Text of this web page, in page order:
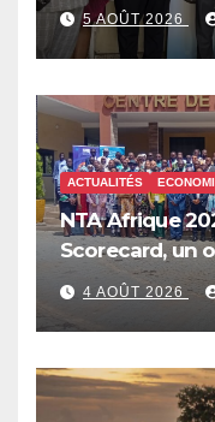
5 AOÛT 2026
ACTUALITÉS
NTA Afrique
Scorecard, un
les dépenses
4 AOÛT 2026